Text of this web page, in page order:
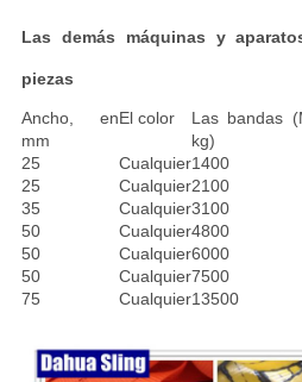
Las demás máquinas y
piezas
Ancho, en
mm
El color
Las bandas
kg)
25
Cualquier1400
25
Cualquier2100
35
Cualquier3100
50
Cualquier4800
50
Cualquier6000
50
Cualquier7500
75
Cualquier13500